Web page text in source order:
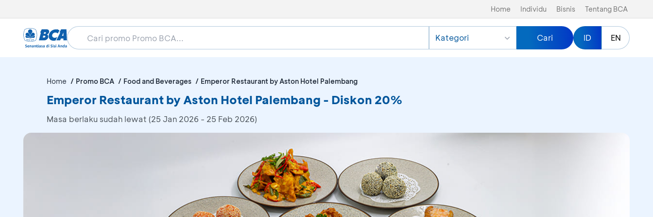
Home Individu Bisnis Tentang BCA
Kategori Cari ID EN
Home Promo BCA Food and Beverages Emperor Restaurant by Aston Hotel Palembang
Emperor Restaurant by Aston Hotel Palembang - Diskon 20%
Masa berlaku sudah lewat (25 Jan 2026 - 25 Feb 2026)